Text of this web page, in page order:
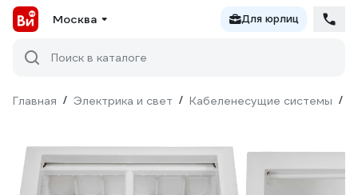
Москва Для юрлиц
Поиск в каталоге
Главная / Электрика и свет / Кабеленесущие системы /